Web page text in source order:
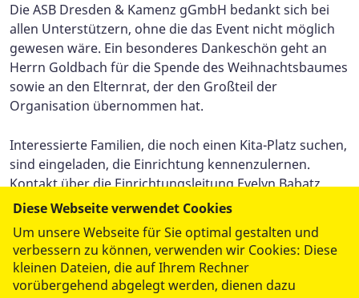
Die ASB Dresden & Kamenz gGmbH bedankt sich bei
allen Unterstützern, ohne die das Event nicht möglich
gewesen wäre. Ein besonderes Dankeschön geht an
Herrn Goldbach für die Spende des Weihnachtsbaumes
sowie an den Elternrat, der den Großteil der
Organisation übernommen hat.
Interessierte Familien, die noch einen Kita-Platz suchen,
sind eingeladen, die Einrichtung kennenzulernen.
Kontakt über die Einrichtungsleitung Evelyn Babatz
unter +49 151 14 86 20 29 oder per E-Mail an
wiesenfroesche@asb-dresden-kamenz.de
Diese Webseite verwendet Cookies
Um unsere Webseite für Sie optimal gestalten und
verbessern zu können, verwenden wir Cookies: Diese
kleinen Dateien, die auf Ihrem Rechner
vorübergehend abgelegt werden, dienen dazu